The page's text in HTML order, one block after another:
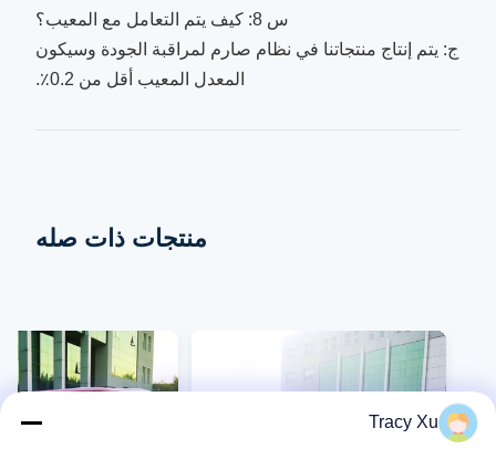
س 8: كيف يتم التعامل مع المعيب؟
ج: يتم إنتاج منتجاتنا في نظام صارم لمراقبة الجودة وسيكون
المعدل المعيب أقل من 0.2٪.
منتجات ذات صله
Tracy Xu